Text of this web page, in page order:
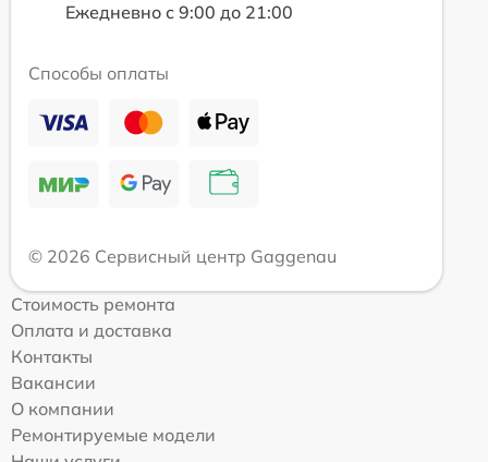
Ежедневно с 9:00 до 21:00
Способы оплаты
© 2026 Сервисный центр Gaggenau
Стоимость ремонта
Оплата и доставка
Контакты
Вакансии
О компании
Ремонтируемые модели